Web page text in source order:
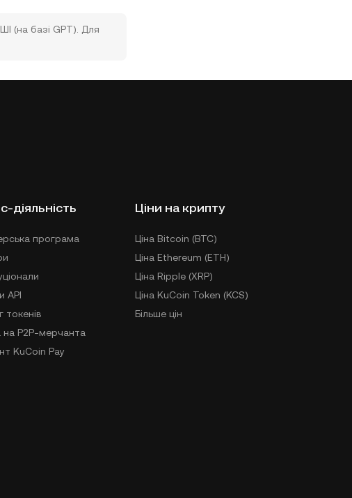
(на базі GPT). Для
діяльність
програма
API
токенів
на P2P-мерчанта
KuCoin Pay
Ціни на крипту
Ціна Bitcoin (BTC)
Ціна Ethereum (ETH)
Ціна Ripple (XRP)
Ціна KuCoin Token (KCS)
Більше цін